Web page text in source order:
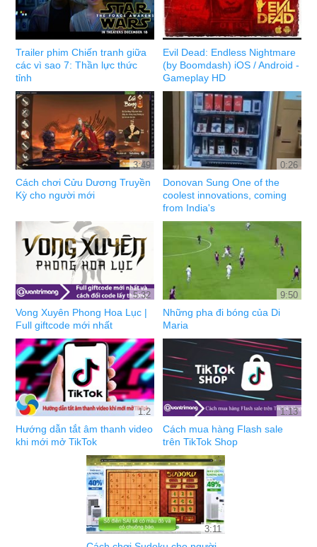
Trailer phim Chiến tranh giữa
các vì sao 7: Thần lực thức
tỉnh
Evil Dead: Endless Nightmare
(by Boomdash) iOS / Android -
Gameplay HD
3:49
Cách chơi Cửu Dương Truyền
Kỳ cho người mới
0:26
Donovan Sung One of the
coolest innovations, coming
from India's
5:32
Vong Xuyên Phong Hoa Lục |
Full giftcode mới nhất
9:50
Những pha đi bóng của Di
Maria
1:2
Hướng dẫn tắt âm thanh video
khi mới mở TikTok
1:13
Cách mua hàng Flash sale
trên TikTok Shop
3:11